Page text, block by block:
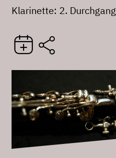
Klarinette: 2. Durchgang